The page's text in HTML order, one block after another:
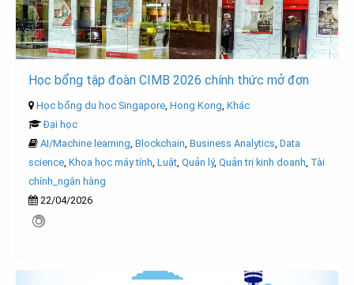
Học bổng tập đoàn CIMB 2026 chính thức mở đơn
Học bổng du học Singapore Hong Kong Khác
Đại học
AI/Machine learning Blockchain Business Analytics Data
science Khoa học máy tính Luật Quản lý, Quản trị kinh doanh Tài
chính_ngân hàng
22/04/2026